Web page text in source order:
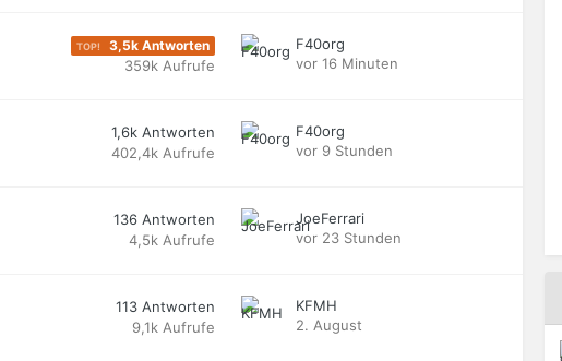
3,5k Antworten
359k Aufrufe
F40org
vor 16 Minuten
1,6k Antworten
402,4k Aufrufe
F40org
vor 9 Stunden
136 Antworten
4,5k Aufrufe
JoeFerrari
vor 23 Stunden
113 Antworten
9,1k Aufrufe
KFMH
2. August